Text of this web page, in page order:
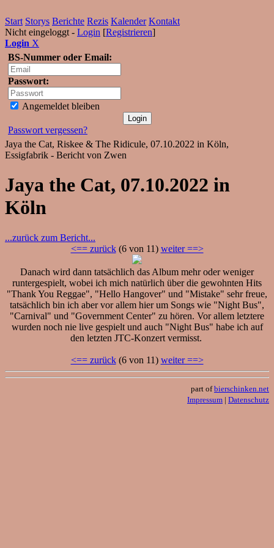
Start Storys Berichte Rezis Kalender Kontakt
Nicht eingeloggt - Login [Registrieren]
Login X
BS-Nummer oder Email:
Passwort:
Angemeldet bleiben
Passwort vergessen?
Jaya the Cat, Riskee & The Ridicule, 07.10.2022 in Köln,
Essigfabrik - Bericht von Zwen
Jaya the Cat, 07.10.2022 in
Köln
...zurück zum Bericht...
<== zurück(6 von 11) weiter ==>
Danach wird dann tatsächlich das Album mehr oder weniger
runtergespielt, wobei ich mich natürlich über die gewohnten Hits
"Thank You Reggae", "Hello Hangover" und "Mistake" sehr freue,
tatsächlich bin ich aber vor allem hier um Songs wie "Night Bus",
"Carnival" und "Government Center" zu hören. Vor allem letztere
wurden noch nie live gespielt und auch "Night Bus" habe ich auf
den letzten JTC-Konzert vermisst.
<== zurück(6 von 11) weiter ==>
part ofbierschinken.net
Impressum | Datenschutz